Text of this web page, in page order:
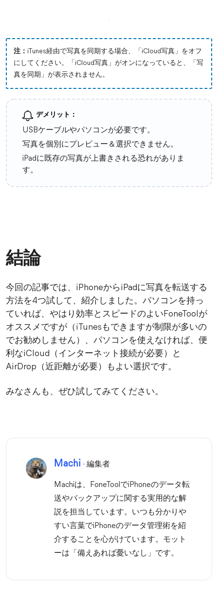
注： iTunes経由で写真を同期する場合、「iCloud写真」をオフ
にしてください。「iCloud写真」がオンになっていると、「写
真を同期」が表示されません。
デメリット：
USBケーブルやパソコンが必要です。
写真を個別にプレビュー＆選択できません。
iPadに既存の写真が上書きされる恐れがありま
す。
結論
今回の記事では、iPhoneからiPadに写真を転送する
方法を4つ試して、紹介しました。パソコンを持っ
ていれば、やはり効率とスピードのよいFoneToolが
オススメですが（iTunesもできますが制限が多いの
でお勧めしません）、パソコンを使えなければ、便
利なiCloud（インターネット接続が必要）と
AirDrop（近距離が必要）もよい選択です。
みなさんも、ぜひ試してみてください。
Machi · 編集者
Machiは、FoneToolでiPhoneのデータ転
送やバックアップに関する実用的な解
説を担当しています。いつも分かりや
すい言葉でiPhoneのデータ管理術を紹
介することを心がけています。モット
ーは「備えあれば憂いなし」です。